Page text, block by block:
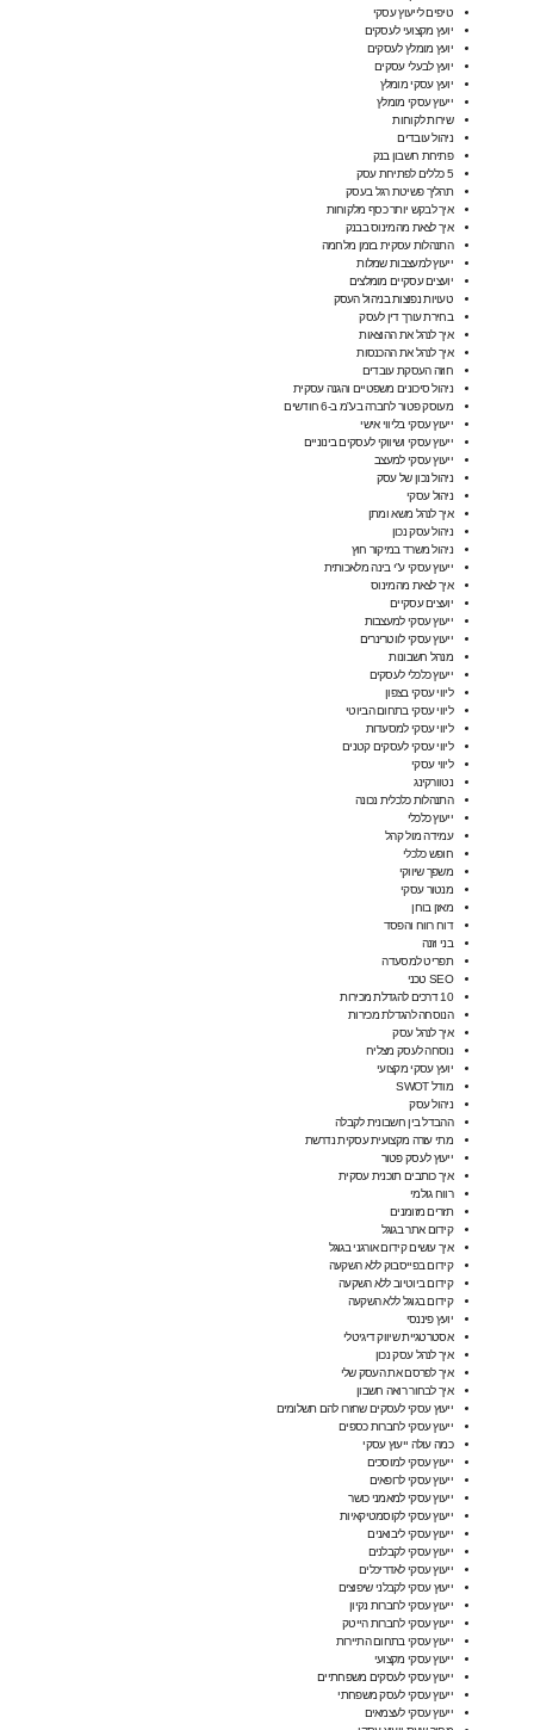
טיפים לייעוץ עסקי
יועץ מקצועי לעסקים
יועץ מומלץ לעסקים
יועץ לבעלי עסקים
יועץ עסקי מומלץ
ייעוץ עסקי מומלץ
שירות לקוחות
ניהול עובדים
פתיחת חשבון בנק
5 כללים לפתיחת עסק
תהליך פשיטת רגל בעסק
איך לבקש יותר כסף מלקוחות
איך לצאת מהמינוס בבנק
התנהלות עסקית בזמן מלחמה
ייעוץ למעצבות שמלות
יועצים עסקיים מומלצים
טעויות נפוצות בניהול העסק
בחירת עורך דין לעסק
איך לנהל את ההוצאות
איך לנהל את ההכנסות
חוזה העסקת עובדים
ניהול סיכונים משפטיים והגנה עסקית
מעוסק פטור לחברה בע”מ ב-6 חודשים
ייעוץ עסקי בליווי אישי
ייעוץ עסקי ושיווקי לעסקים בינוניים
ייעוץ עסקי למעצב
ניהול נכון של עסק
ניהול עסקי
איך לנהל משא ומתן
ניהול עסק נכון
ניהול משרד במיקור חוץ​
ייעוץ עסקי ע”י בינה מלאכותית
איך לצאת מהמינוס
יועצים עסקיים
ייעוץ עסקי למעצבות
ייעוץ עסקי לווטרינרים
מנהל חשבונות
ייעוץ כלכלי לעסקים
ליווי עסקי בצפון
ליווי עסקי בתחום הביוטי
ליווי עסקי למסעדות
ליווי עסקי לעסקים קטנים
ליווי עסקי
נטוורקינג
התנהלות כלכלית נכונה
ייעוץ כלכלי
עמידה מול קהל
חופש כלכלי
משפך שיווקי
מנטור עסקי
מאזן בוחן
דוח רווח והפסד
בני וזנה
תפריט למסעדה
SEO טכני
10 דרכים להגדלת מכירות
הנוסחה להגדלת מכירות
איך לנהל עסק
נוסחה לעסק מצליח
יועץ עסקי מקצועי
מודל SWOT
ניהול עסק
ההבדל בין חשבונית לקבלה
מתי עזרה מקצועית עסקית נדרשת
ייעוץ לעסק פטור
איך כותבים תוכנית עסקית
רווח גולמי
תזרים מזומנים
קידום אתר בגוגל
איך עושים קידום אורגני בגוגל
קידום בפייסבוק ללא השקעה
קידום ביוטיוב ללא השקעה
קידום בגוגל ללא השקעה
יועץ פיננסי
אסטרטגיית שיווק דיגיטלי
איך לנהל עסק נכון
איך לפרסם את העסק שלי
איך לבחור רואה חשבון
ייעוץ עסקי לעסקים שחזרו להם תשלומים
ייעוץ עסקי לחברות כספים
כמה עולה ייעוץ עסקי
ייעוץ עסקי למוסכים
ייעוץ עסקי לרופאים
ייעוץ עסקי למאמני כושר
ייעוץ עסקי לקוסמטיקאיות
ייעוץ עסקי ליבואנים
ייעוץ עסקי לקבלנים
ייעוץ עסקי לאדריכלים
ייעוץ עסקי לקבלני שיפוצים
ייעוץ עסקי לחברות נקיון
ייעוץ עסקי לחברות הייטק
ייעוץ עסקי בתחום התיירות
ייעוץ עסקי מקצועי
ייעוץ עסקי לעסקים משפחתיים
ייעוץ עסקי לעסק משפחתי
ייעוץ עסקי לעצמאים